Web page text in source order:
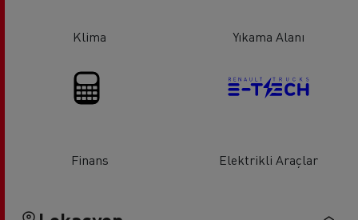
Klima Yıkama Alanı
Finans Elektrikli Araçlar